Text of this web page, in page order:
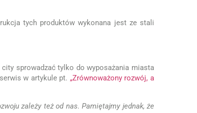
tych produktów wykonana jest ze stali
sprowadzać tylko do wyposażania miasta
w artykule pt. „Zrównoważony rozwój, a
zależy też od nas. Pamiętajmy jednak, że